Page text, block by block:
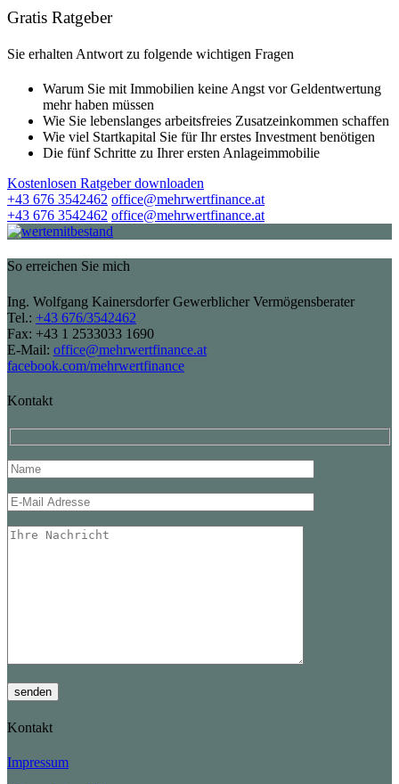
Gratis Ratgeber
Sie erhalten Antwort zu folgende wichtigen Fragen
Warum Sie mit Immobilien keine Angst vor Geldentwertung
mehr haben müssen
Wie Sie lebenslanges arbeitsfreies Zusatzeinkommen schaffen
Wie viel Startkapital Sie für Ihr erstes Investment benötigen
Die fünf Schritte zu Ihrer ersten Anlageimmobilie
Kostenlosen Ratgeber downloaden
+43 676 3542462 office@mehrwertfinance.at
+43 676 3542462 office@mehrwertfinance.at
So erreichen Sie mich
Ing. Wolfgang Kainersdorfer Gewerblicher Vermögensberater
Tel.: +43 676/3542462
Fax: +43 1 2533033 1690
E-Mail: office@mehrwertfinance.at
facebook.com/mehrwertfinance
Kontakt
Please leave this field empty.
senden
Kontakt
Impressum